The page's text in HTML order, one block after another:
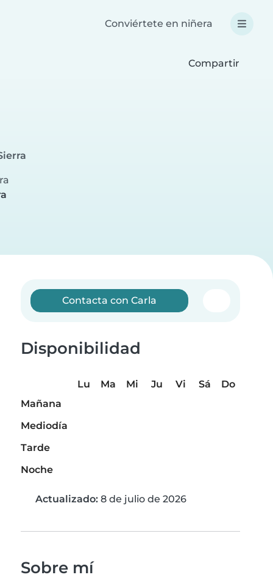
Conviértete en niñera
Compartir
Contacta con Carla
Disponibilidad
Lu Ma Mi Ju Vi Sá
Do
Mañana
Mediodía
Tarde
Noche
Actualizado: 8 de julio de 2026
Sobre mí